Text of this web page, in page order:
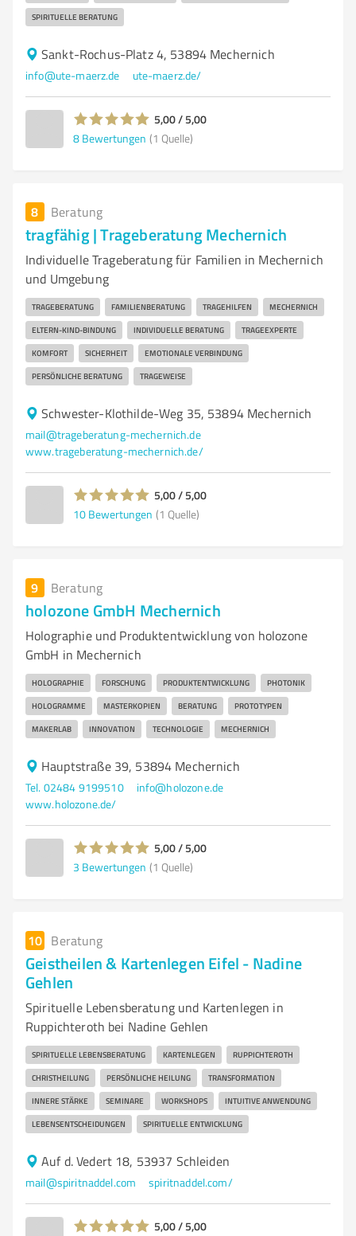
SPIRITUELLE BERATUNG
Sankt-Rochus-Platz 4, 53894 Mechernich
info@ute-maerz.de ute-maerz.de/
5,00 / 5,00
8 Bewertungen (1 Quelle)
8 Beratung
tragfähig | Trageberatung Mechernich
Individuelle Trageberatung für Familien in Mechernich
und Umgebung
TRAGEBERATUNG FAMILIENBERATUNG TRAGEHILFEN MECHERNICH
ELTERN-KIND-BINDUNG INDIVIDUELLE BERATUNG TRAGEEXPERTE
KOMFORT SICHERHEIT EMOTIONALE VERBINDUNG
PERSÖNLICHE BERATUNG TRAGEWEISE
Schwester-Klothilde-Weg 35, 53894 Mechernich
mail@trageberatung-mechernich.de
www.trageberatung-mechernich.de/
5,00 / 5,00
10 Bewertungen (1 Quelle)
9 Beratung
holozone GmbH Mechernich
Holographie und Produktentwicklung von holozone
GmbH in Mechernich
HOLOGRAPHIE FORSCHUNG PRODUKTENTWICKLUNG PHOTONIK
HOLOGRAMME MASTERKOPIEN BERATUNG PROTOTYPEN
MAKERLAB INNOVATION TECHNOLOGIE MECHERNICH
Hauptstraße 39, 53894 Mechernich
Tel. 02484 9199510
info@holozone.de
www.holozone.de/
5,00 / 5,00
3 Bewertungen (1 Quelle)
10 Beratung
Geistheilen & Kartenlegen Eifel - Nadine
Gehlen
Spirituelle Lebensberatung und Kartenlegen in
Ruppichteroth bei Nadine Gehlen
SPIRITUELLE LEBENSBERATUNG KARTENLEGEN RUPPICHTEROTH
CHRISTHEILUNG PERSÖNLICHE HEILUNG TRANSFORMATION
INNERE STÄRKE SEMINARE WORKSHOPS INTUITIVE ANWENDUNG
LEBENSENTSCHEIDUNGEN SPIRITUELLE ENTWICKLUNG
Auf d. Vedert 18, 53937 Schleiden
mail@spiritnaddel.com spiritnaddel.com/
5,00 / 5,00